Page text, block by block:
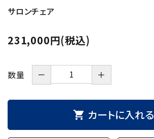
サロンチェア
231,000円(税込)
数量 － ＋
shopping_cart カートに入れる